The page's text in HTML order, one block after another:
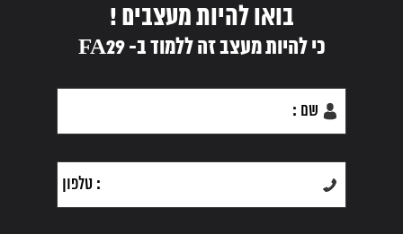
בואו להיות מעצבים !
כי להיות מעצב זה ללמוד ב- FA29